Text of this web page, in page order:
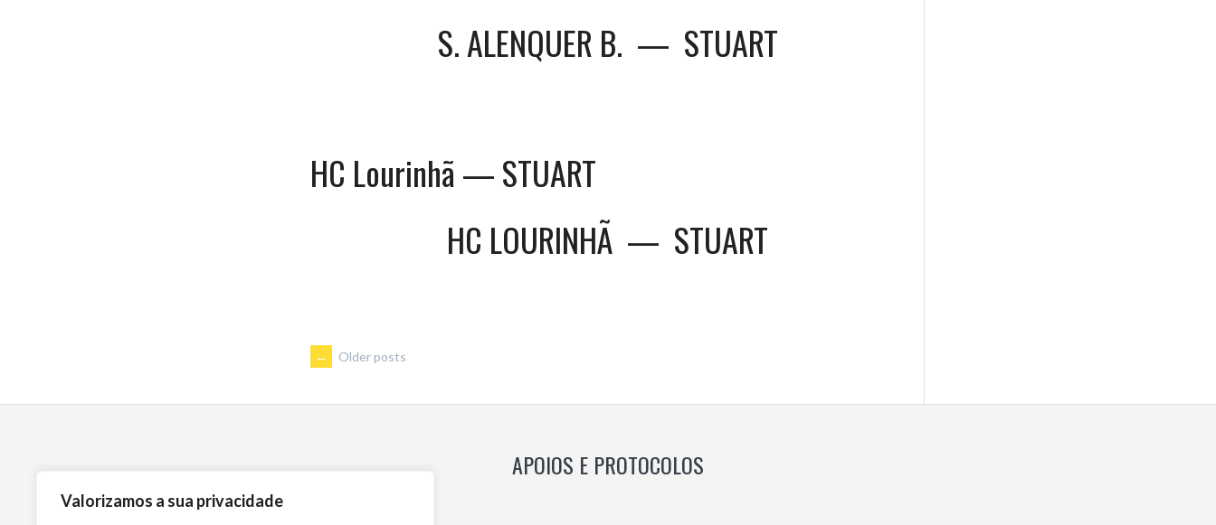
Valorizamos a sua privacidade
S. ALENQUER B. — STUART
HC Lourinhã — STUART
HC LOURINHÃ — STUART
POSTS
NAVIGATION
← Older posts
APOIOS E PROTOCOLOS